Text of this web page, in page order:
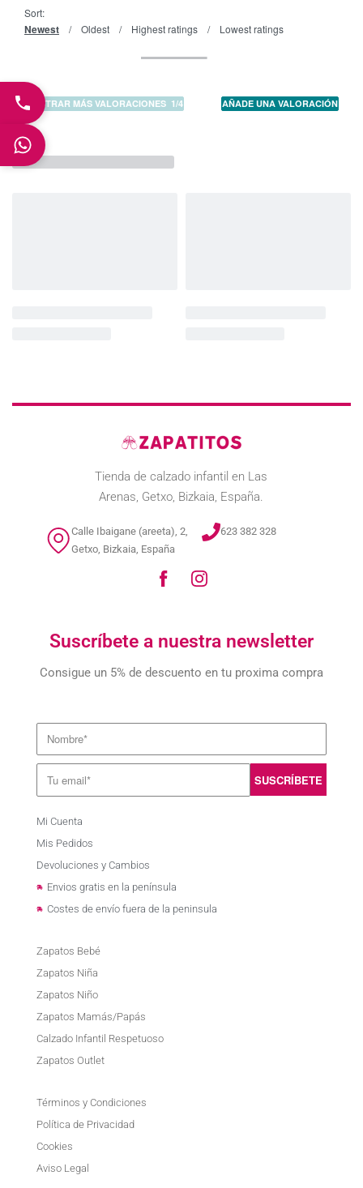
Sort:
Newest Oldest Highest ratings Lowest ratings
MOSTRAR MÁS VALORACIONES / AÑADE UNA VALORACIÓN
Tienda de calzado infantil en Las
Arenas, Getxo, Bizkaia, España.
Calle Ibaigane (areeta), 2,
Getxo, Bizkaia, España
623 382 328
Suscríbete a nuestra newsletter
Consigue un 5% de descuento en tu proxima compra
Mi Cuenta
Mis Pedidos
Devoluciones y Cambios
Envios gratis en la península
Costes de envío fuera de la peninsula
Zapatos Bebé
Zapatos Niña
Zapatos Niño
Zapatos Mamás/Papás
Calzado Infantil Respetuoso
Zapatos Outlet
Términos y Condiciones
Política de Privacidad
Cookies
Aviso Legal